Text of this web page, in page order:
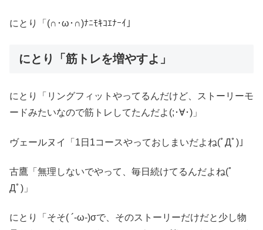
にとり「(∩･ω･∩)ﾅﾆﾓｷｺｴﾅｰｲ」
にとり「筋トレを増やすよ」
にとり「リングフィットやってるんだけど、ストーリーモ
ードみたいなので筋トレしてたんだよ(;･∀･)」
ヴェールヌイ「1日1コースやっておしまいだよね(ﾟДﾟ)」
古鷹「無理しないでやって、毎日続けてるんだよね(ﾟ
Дﾟ)」
にとり「そそ( ´-ω-)σで、そのストーリーだけだと少し物